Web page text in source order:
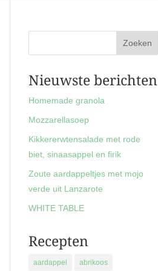
Nieuwste berichten
Homemade granola
Mozzarellasoep
Kikkererwtensalade met rode
biet, sinaasappel en firik
Zoute aardappeltjes met mojo
verde uit Lanzarote
WHITE TABLE
Recepten
aardappel abrikoos